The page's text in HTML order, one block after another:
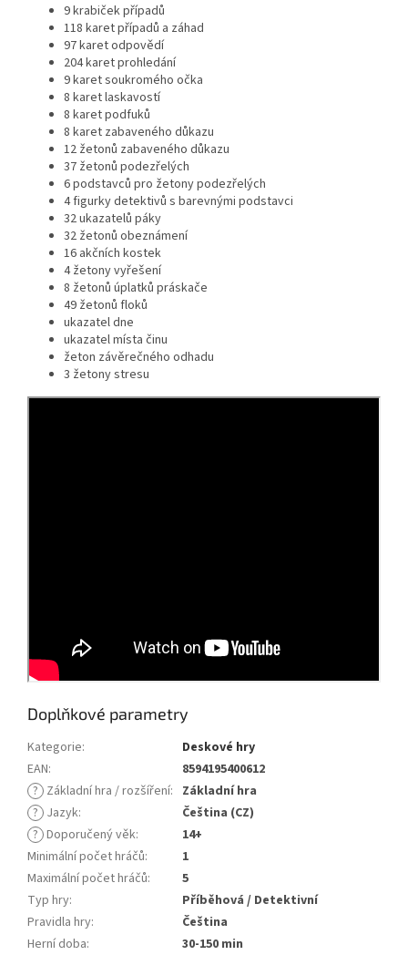
9 krabiček případů
118 karet případů a záhad
97 karet odpovědí
204 karet prohledání
9 karet soukromého očka
8 karet laskavostí
8 karet podfuků
8 karet zabaveného důkazu
12 žetonů zabaveného důkazu
37 žetonů podezřelých
6 podstavců pro žetony podezřelých
4 figurky detektivů s barevnými podstavci
32 ukazatelů páky
32 žetonů obeznámení
16 akčních kostek
4 žetony vyřešení
8 žetonů úplatků práskače
49 žetonů floků
ukazatel dne
ukazatel místa činu
žeton závěrečného odhadu
3 žetony stresu
Doplňkové parametry
Kategorie:
Deskové hry
EAN:
8594195400612
? Základní hra / rozšíření: Základní hra
? Jazyk:
Čeština (CZ)
? Doporučený věk:
14+
Minimální počet hráčů:
1
Maximální počet hráčů:
5
Typ hry:
Příběhová / Detektivní
Pravidla hry:
Čeština
Herní doba:
30-150 min